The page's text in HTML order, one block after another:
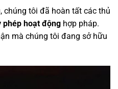
chúng tôi đã hoàn tất các thủ
phép hoạt động hợp pháp.
mà chúng tôi đang sở hữu